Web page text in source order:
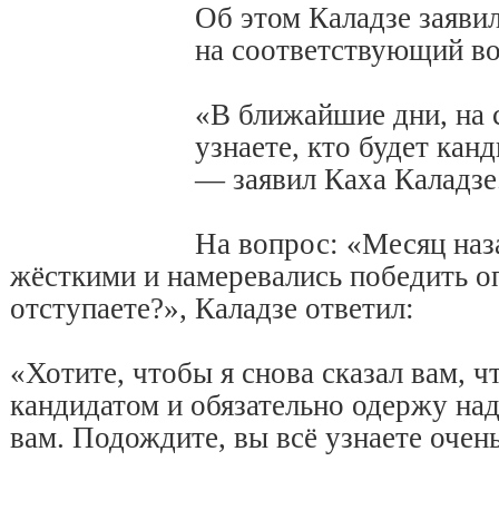
Об этом Каладзе
на соответствующий
«В ближайшие дни, на
узнаете, кто будет
— заявил Каха
На вопрос: «Месяц
жёсткими и намеревались победить
отступаете?», Каладзе ответил:
«Хотите, чтобы я снова сказал вам,
кандидатом и обязательно одержу
вам. Подождите, вы всё узнаете